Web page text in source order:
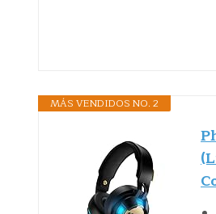
MÁS VENDIDOS NO. 2